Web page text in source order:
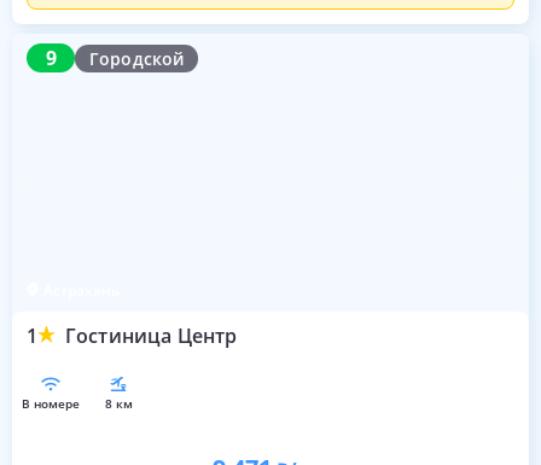
9 Городской
1 Гостиница Центр
9
в номере 8 км